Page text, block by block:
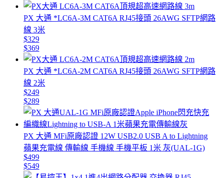
PX 大通 *LC6A-3M CAT6A RJ45接頭 26AWG SFTP網路
線 3米
$329
$369
PX 大通 *LC6A-2M CAT6A RJ45接頭 26AWG SFTP網路
線 2米
$249
$289
PX 大通 MFi原廠認證 12W USB2.0 USB A to Lightning
蘋果充電線 傳輸線 手機線 手機平板 1米 灰(UAL-1G)
$499
$549